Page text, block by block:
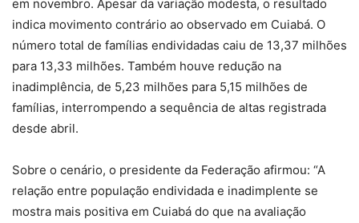
em novembro. Apesar da variação modesta, o resultado
indica movimento contrário ao observado em Cuiabá. O
número total de famílias endividadas caiu de 13,37 milhões
para 13,33 milhões. Também houve redução na
inadimplência, de 5,23 milhões para 5,15 milhões de
famílias, interrompendo a sequência de altas registrada
desde abril.
Sobre o cenário, o presidente da Federação afirmou: “A
relação entre população endividada e inadimplente se
mostra mais positiva em Cuiabá do que na avaliação